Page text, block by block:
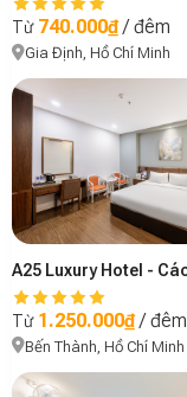
Từ 740.000₫/ đêm
Gia Định, Hồ Chí Minh
Từ 1.250.000₫/ đêm
Bến Thành, Hồ Chí Minh